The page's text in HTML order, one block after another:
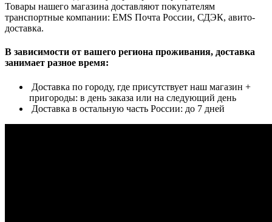
Товары нашего магазина доставляют покупателям
транспортные компании: EMS Почта России, СДЭК, авито-
доставка.
В зависимости от вашего региона проживания, доставка
занимает разное время:
Доставка по городу, где присутствует наш магазин +
пригороды: в день заказа или на следующий день
Доставка в остальную часть России: до 7 дней